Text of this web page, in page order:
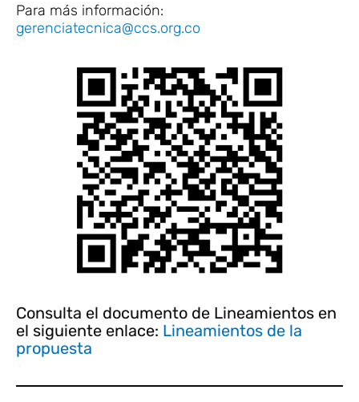
Para más información:
gerenciatecnica@ccs.org.co
Consulta el documento de Lineamientos en
el siguiente enlace: Lineamientos de la
propuesta